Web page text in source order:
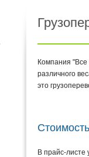
Компания "Все
различного
это
В прайс-листе